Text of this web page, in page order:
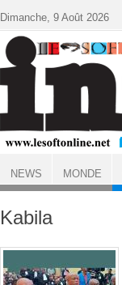
ACCUEIL CONGO
Kabila
Dimanche, 9 Août 2026
NEWS MONDE